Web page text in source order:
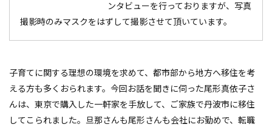
ンタビューを行っておりますが、写真
撮影時のみマスクをはずして撮影させて頂いています。
子育てに関する理想の環境を求めて、都市部から地方へ移住を考
える方も多くおられます。今回お話を聞きに伺った尾形真依子さ
んは、東京で購入した一軒家を手放して、ご家族で丹波市に移住
してこられました。旦那さんも尾形さんも会社にお勤めで、転職